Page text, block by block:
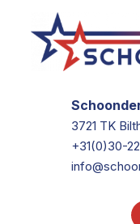
3721 TK
+31(0)30-